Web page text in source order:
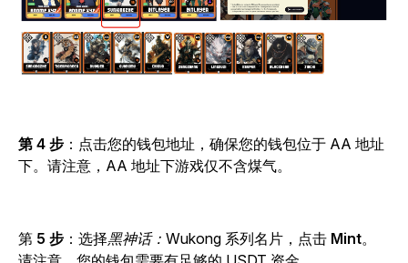
第 4 步 ：点击您的钱包地址，确保您的钱包位于 AA 地址
下。请注意，AA 地址下游戏仅不含煤气。
第 5 步 ：选择黑神话：Wukong 系列名片，点击 Mint。